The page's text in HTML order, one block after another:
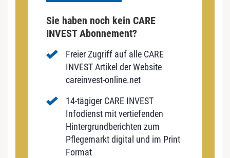
Sie haben noch kein CARE
INVEST Abonnement?
Freier Zugriff auf alle CARE
INVEST Artikel der Website
careinvest-online.net
14-tägiger CARE INVEST
Infodienst mit vertiefenden
Hintergrundberichten zum
Pflegemarkt digital und im Print
Format